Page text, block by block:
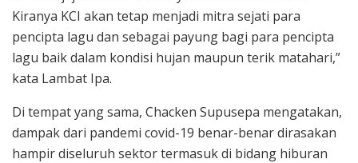
Kiranya KCI akan tetap menjadi mitra sejati para
pencipta lagu dan sebagai payung bagi para pencipta
lagu baik dalam kondisi hujan maupun terik matahari,”
kata Lambat Ipa.
Di tempat yang sama, Chacken Supusepa mengatakan,
dampak dari pandemi covid-19 benar-benar dirasakan
hampir diseluruh sektor termasuk di bidang hiburan